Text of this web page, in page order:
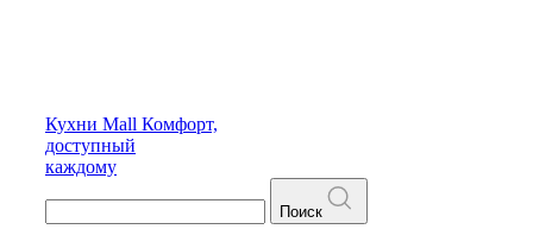
Кухни Mall Комфорт,
доступный
каждому
Поиск